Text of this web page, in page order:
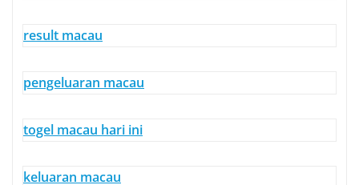
result macau
pengeluaran macau
togel macau hari ini
keluaran macau